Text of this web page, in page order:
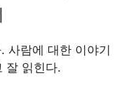
사람에 대한 이야기
잘 읽힌다.